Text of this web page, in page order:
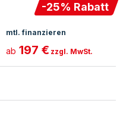
-25% Rabatt
mtl. finanzieren
ab 197 € zzgl. MwSt.